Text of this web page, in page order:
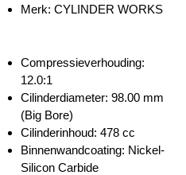
Merk: CYLINDER WORKS
Compressieverhouding:
12.0:1
Cilinderdiameter: 98.00 mm
(Big Bore)
Cilinderinhoud: 478 cc
Binnenwandcoating: Nickel-
Silicon Carbide